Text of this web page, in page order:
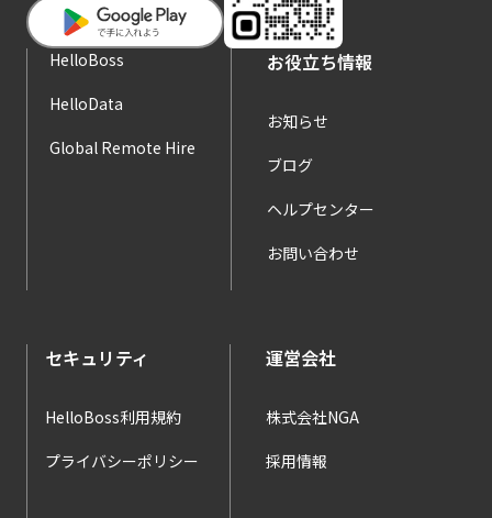
HelloBoss
HelloData
Global Remote Hire
お役立ち情報
お知らせ
ブログ
ヘルプセンター
お問い合わせ
セキュリティ
HelloBoss利用規約
プライバシーポリシー
運営会社
株式会社NGA
採用情報